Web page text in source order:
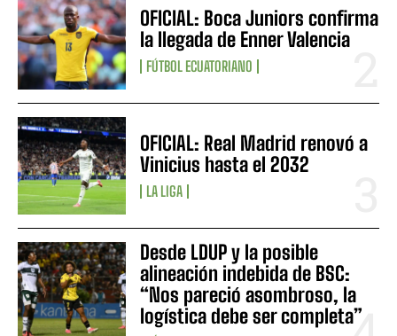
OFICIAL: Boca Juniors confirma
la llegada de Enner Valencia
FÚTBOL ECUATORIANO
OFICIAL: Real Madrid renovó a
Vinicius hasta el 2032
LA LIGA
Desde LDUP y la posible
alineación indebida de BSC:
“Nos pareció asombroso, la
logística debe ser completa”